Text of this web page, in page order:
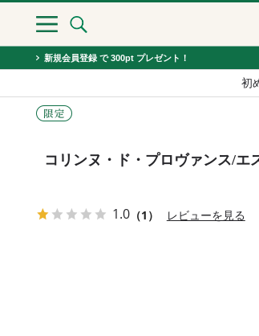
新規会員登録 で 300pt プレゼント！
初
コリンヌ・ド・プロヴァンス/
1.0（1） レビューを見る